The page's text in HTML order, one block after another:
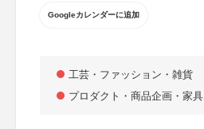
Googleカレンダーに追加
工芸・ファッション・雑貨
プロダクト・商品企画・家具